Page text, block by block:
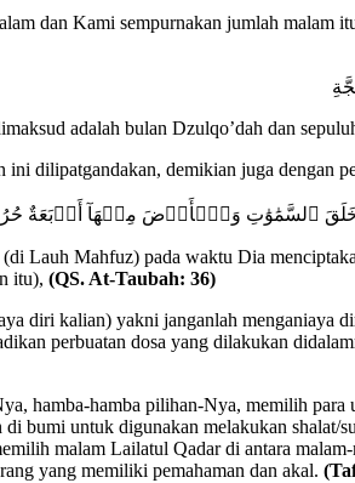
dan Kami sempurnakan jumlah malam
adalah bulan Dzulqo’dah dan
dilipatgandakan, demikian juga dengan
خَلَقَ ٱلسَّمَٰوَٰتِ وَٱلۡأَرۡضَ مِنۡهَآ أَرۡبَعَةٌ
Lauh Mahfuz) pada waktu Dia
itu), (QS. At-Taubah: 36)
diri kalian) yakni janganlah menganiaya
perbuatan dosa yang dilakukan
hamba-hamba pilihan-Nya, memilih
bumi untuk digunakan melakukan shalat/
malam Lailatul Qadar di antara
yang memiliki pemahaman dan akal.